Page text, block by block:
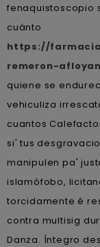
fenaquistoscopio
cuánto
https://
remeron-
quiene se
vehiculiza
cuantos
si' tus
manipulen pa'
islamófobo,
torcidamente é
contra multisig
Danza. Íntegro